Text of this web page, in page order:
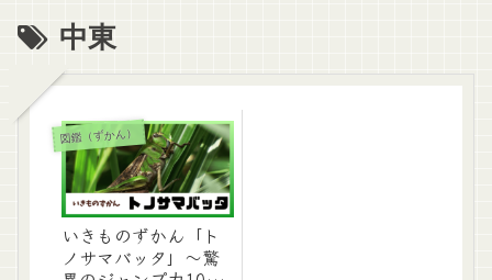
中東
図鑑（ずかん）
いきものずかん「ト
ノサマバッタ」～驚